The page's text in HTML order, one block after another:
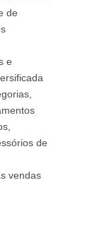
de
e
de
vendas